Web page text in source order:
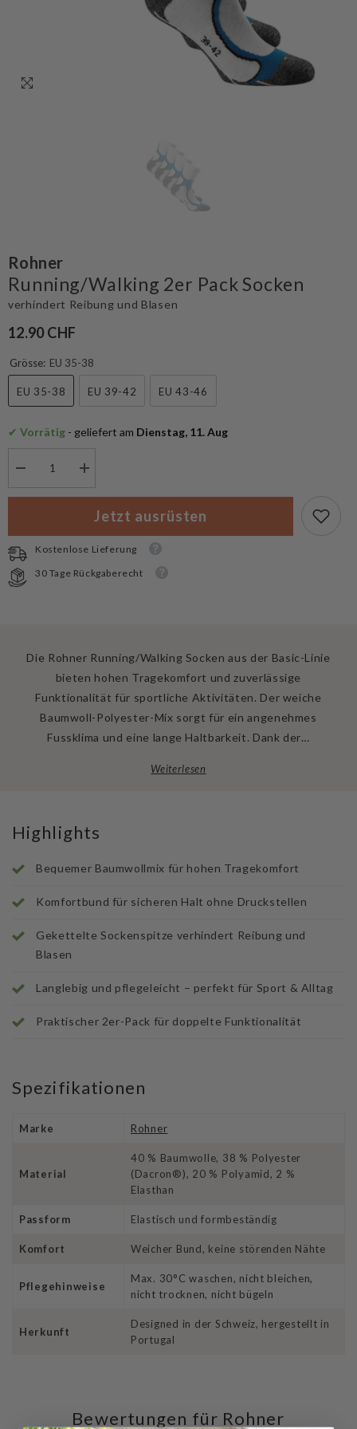
Rohner
Running/Walking 2er Pack Socken
verhindert Reibung und Blasen
12.90 CHF
Grösse: EU 35-38
EU 35-38 EU 39-42 EU 43-46
✔ Vorrätig - geliefert am Dienstag, 11. Aug
für
Running/Walking
2er
Pack
Socken
Menge
für
Rohner
Running/Walking
2er
Pack
Jetzt ausrüsten
Kostenlose Lieferung
30 Tage Rückgaberecht
Die Rohner Running/Walking Socken aus der Basic-Linie
bieten hohen Tragekomfort und zuverlässige
Funktionalität für sportliche Aktivitäten. Der weiche
Baumwoll-Polyester-Mix sorgt für ein angenehmes
Fussklima und eine lange Haltbarkeit. Dank der…
Weiterlesen
Highlights
Bequemer Baumwollmix für hohen Tragekomfort
Komfortbund für sicheren Halt ohne Druckstellen
Gekettelte Sockenspitze verhindert Reibung und
Blasen
Langlebig und pflegeleicht – perfekt für Sport & Alltag
Praktischer 2er-Pack für doppelte Funktionalität
Spezifikationen
Marke Rohner
Material
40 % Baumwolle, 38 % Polyester
(Dacron®), 20 % Polyamid, 2 %
Elasthan
Passform Elastisch und formbeständig
Komfort Weicher Bund, keine störenden Nähte
Pflegehinweise
Max. 30°C waschen, nicht bleichen,
nicht trocknen, nicht bügeln
Herkunft
Designed in der Schweiz, hergestellt in
Portugal
Bewertungen für Rohner